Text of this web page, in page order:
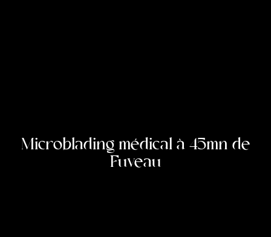
Microblading médical à 45mn de
Fuveau